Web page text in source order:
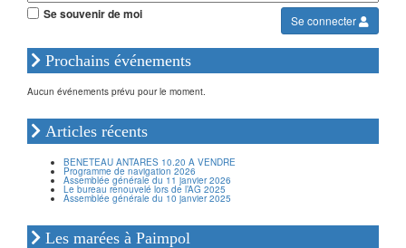
Se connecter
Se souvenir de moi
Prochains événements
Aucun événements prévu pour le moment.
Articles récents
BENETEAU ANTARES 10.20 A VENDRE
Programme de navigation 2026
Assemblée générale du 11 janvier 2026
Le bureau renouvelé lors de l’AG 2025
Assemblée générale du 10 janvier 2025
Les marées à Paimpol